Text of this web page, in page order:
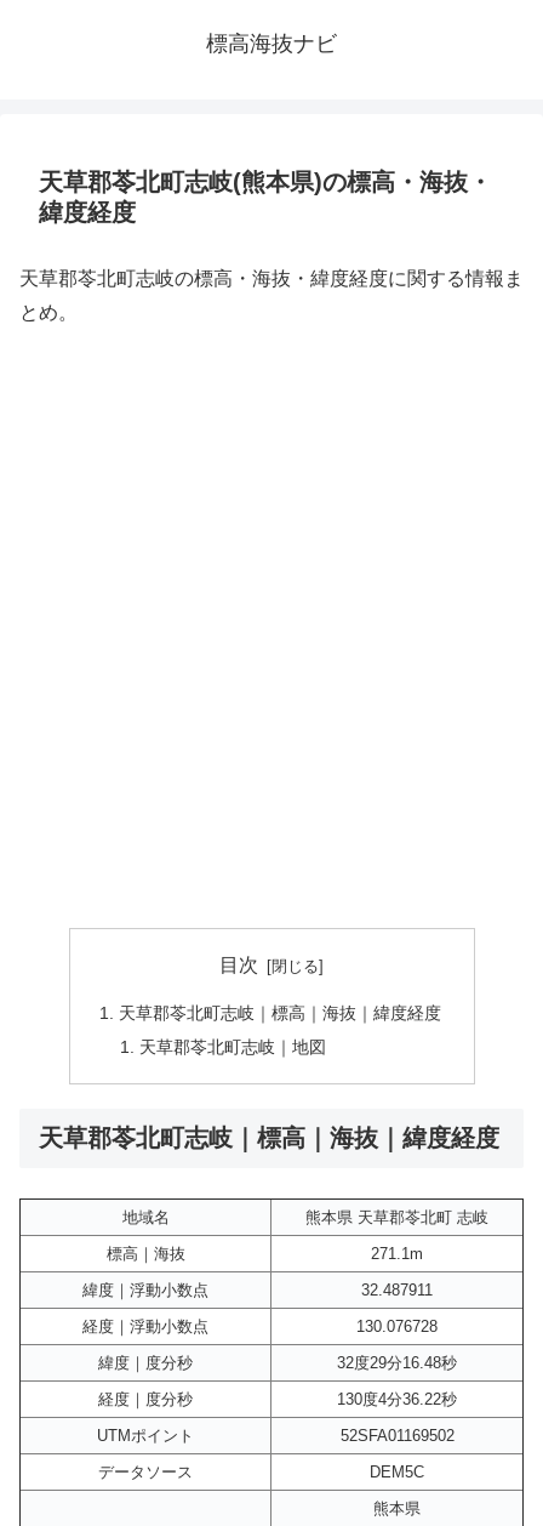
標高海抜ナビ
天草郡苓北町志岐(熊本県)の標高・海抜・
緯度経度
天草郡苓北町志岐の標高・海抜・緯度経度に関する情報ま
とめ。
目次
天草郡苓北町志岐｜標高｜海抜｜緯度経度
天草郡苓北町志岐｜地図
天草郡苓北町志岐｜標高｜海抜｜緯度経度
地域名
熊本県 天草郡苓北町 志岐
標高｜海抜
271.1m
緯度｜浮動小数点
32.487911
経度｜浮動小数点
130.076728
緯度｜度分秒
32度29分16.48秒
経度｜度分秒
130度4分36.22秒
UTMポイント
52SFA01169502
データソース
DEM5C
熊本県